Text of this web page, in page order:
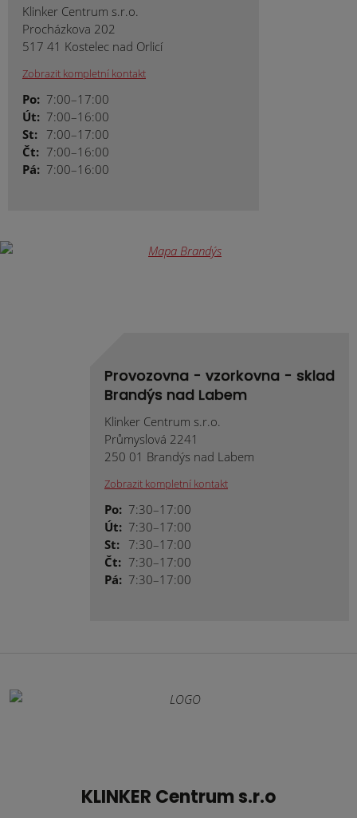
Klinker Centrum s.r.o.
Procházkova 202
517 41 Kostelec nad Orlicí
Zobrazit kompletní kontakt
Po: 7:00–17:00
Út: 7:00–16:00
St: 7:00–17:00
Čt: 7:00–16:00
Pá: 7:00–16:00
Provozovna - vzorkovna - sklad
Brandýs nad Labem
Klinker Centrum s.r.o.
Průmyslová 2241
250 01 Brandýs nad Labem
Zobrazit kompletní kontakt
Po: 7:30–17:00
Út: 7:30–17:00
St: 7:30–17:00
Čt: 7:30–17:00
Pá: 7:30–17:00
KLINKER Centrum s.r.o